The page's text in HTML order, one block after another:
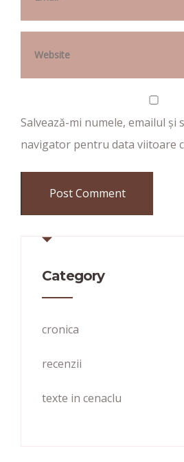
Salvează-mi numele, emailul și
navigator pentru data viitoare
Category
cronica
recenzii
texte in cenaclu